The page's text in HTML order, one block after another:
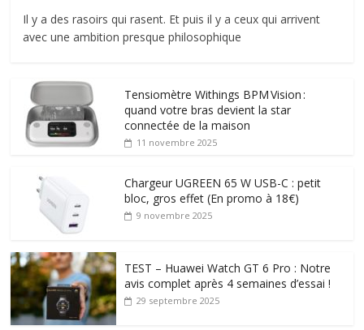
Il y a des rasoirs qui rasent. Et puis il y a ceux qui arrivent
avec une ambition presque philosophique
Tensiomètre Withings BPM Vision :
quand votre bras devient la star
connectée de la maison
11 novembre 2025
Chargeur UGREEN 65 W USB-C : petit
bloc, gros effet (En promo à 18€)
9 novembre 2025
TEST – Huawei Watch GT 6 Pro : Notre
avis complet après 4 semaines d’essai !
29 septembre 2025